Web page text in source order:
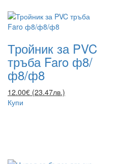
Тройник за PVC
тръба Faro ф8/
ф8/ф8
12.00€ (23.47лв.)
Купи